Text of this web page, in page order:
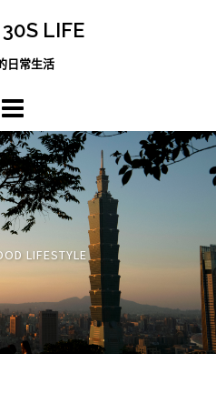
LIFE
日常生活
LIFESTYLE